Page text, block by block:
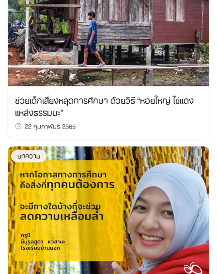
ช่วยเด็กเสี่ยงหลุดการศึกษา ด้วยวิธี “หอยใหญ่ ไข่แดง
แหล่งธรรมมะ”
22 กุมภาพันธ์ 2565
บทความ